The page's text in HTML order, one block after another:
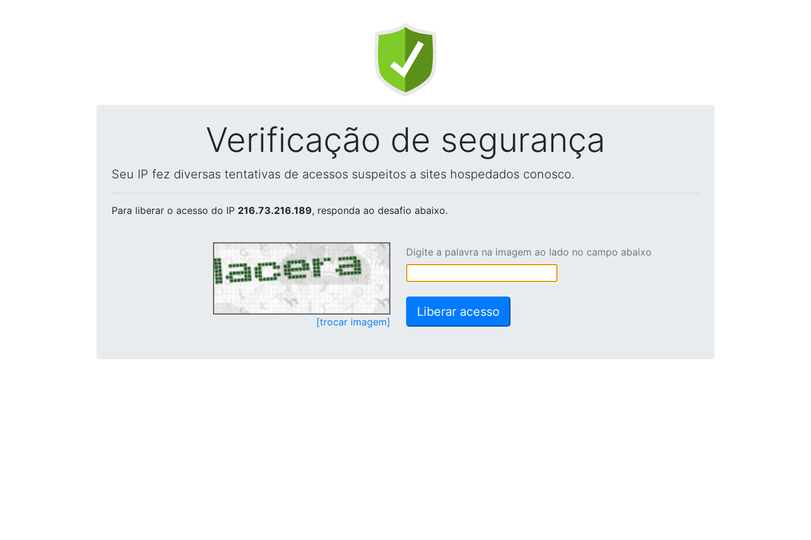
Verificação de segurança
Seu IP fez diversas tentativas de acessos suspeitos a sites hospedados conosco.
Para liberar o acesso do IP 216.73.216.189, responda ao desafio abaixo.
[trocar imagem]
Digite a palavra na imagem ao lado no campo abaixo